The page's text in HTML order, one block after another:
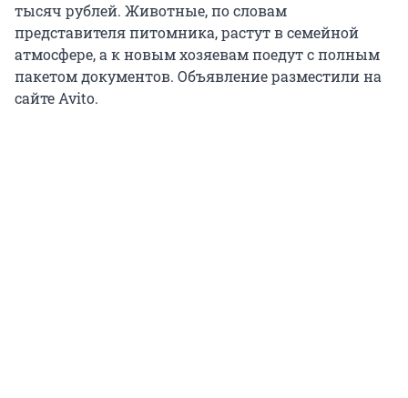
тысяч рублей. Животные, по словам
представителя питомника, растут в семейной
атмосфере, а к новым хозяевам поедут с полным
пакетом документов. Объявление разместили на
сайте Avito.